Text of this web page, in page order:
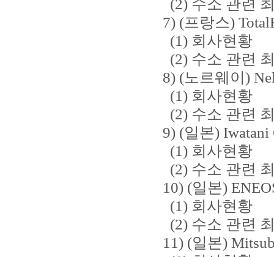
(2) 수소 관련
7) (프랑스)
(1) 회사현황
(2) 수소 관련
8) (노르웨이)
(1) 회사현황
(2) 수소 관련
9) (일본) Iwatani
(1) 회사현황
(2) 수소 관련
10) (일본)
(1) 회사현황
(2) 수소 관련
11) (일본)